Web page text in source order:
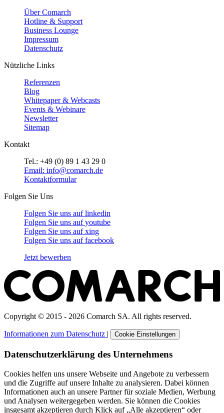
Über Comarch
Hotline & Support
Business Lounge
Impressum
Datenschutz
Nützliche Links
Referenzen
Blog
Whitepaper & Webcasts
Events & Webinare
Newsletter
Sitemap
Kontakt
Tel.: +49 (0) 89 1 43 29 0
Email: info@comarch.de
Kontaktformular
Folgen Sie Uns
Folgen Sie uns auflinkedin
Folgen Sie uns aufyoutube
Folgen Sie uns aufxing
Folgen Sie uns auffacebook
Jetzt bewerben
Copyright © 2015 - 2026 Comarch SA. All rights reserved.
Informationen zum Datenschutz | Cookie Einstellungen
Datenschutzerklärung des Unternehmens
Cookies helfen uns unsere Webseite und Angebote zu verbessern
und die Zugriffe auf unsere Inhalte zu analysieren. Dabei können
Informationen auch an unsere Partner für soziale Medien, Werbung
und Analysen weitergegeben werden. Sie können die Cookies
insgesamt akzeptieren durch Klick auf „Alle akzeptieren“ oder